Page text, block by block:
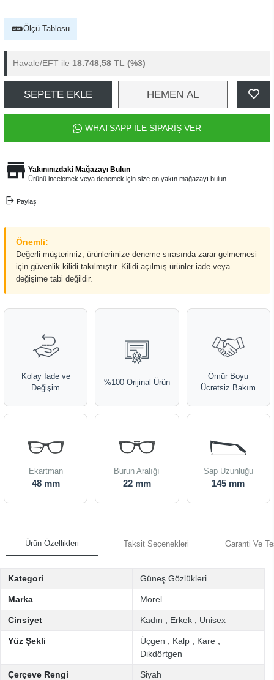
Ölçü Tablosu
Havale/EFT ile 18.748,58 TL (%3)
SEPETE EKLE HEMEN AL
WHATSAPP İLE SİPARİŞ VER
Yakınınızdaki Mağazayı Bulun
Ürünü incelemek veya denemek için size en yakın mağazayı bulun.
Paylaş
Önemli:
Değerli müşterimiz, ürünlerimize deneme sırasında zarar gelmemesi
için güvenlik kilidi takılmıştır. Kilidi açılmış ürünler iade veya
değişime tabi değildir.
Kolay İade ve
Değişim
%100 Orijinal Ürün
Ömür Boyu
Ücretsiz Bakım
Ekartman
48 mm
Burun Aralığı
22 mm
Sap Uzunluğu
145 mm
Ürün Özellikleri Taksit Seçenekleri Garanti Ve
Kategori Güneş Gözlükleri
Marka Morel
Cinsiyet Kadın Erkek Unisex
Yüz Şekli Üçgen Kalp Kare
Dikdörtgen
Çerçeve Rengi Siyah